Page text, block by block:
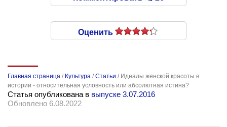
Оценить
Главная страница / Культура /Статьи / Идеалы женской красоты в
истории - относительная условность или абсолютная истина?
Статья опубликована в выпуске 3.07.2016
Обновлено 6.08.2022